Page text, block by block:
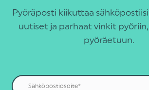
Pyöräposti kiikuttaa
uutiset ja parhaat vinkit pyöriin,
pyöräetuun.